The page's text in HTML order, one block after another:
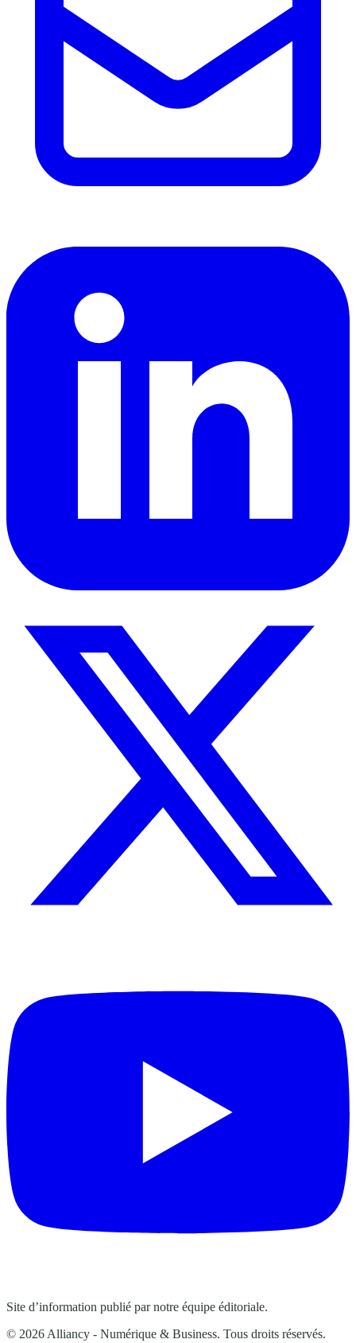
Site d’information publié par notre équipe éditoriale.
© 2026 Alliancy - Numérique & Business. Tous droits réservés.